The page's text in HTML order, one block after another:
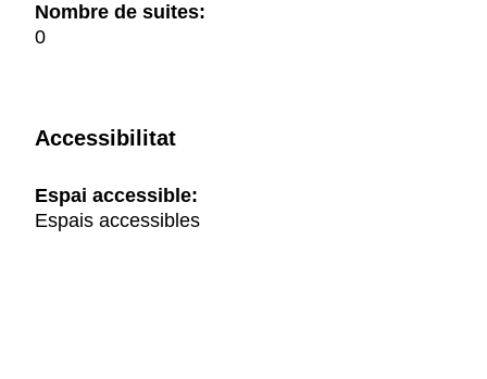
Nombre de suites:
0
Accessibilitat
Espai accessible:
Espais accessibles